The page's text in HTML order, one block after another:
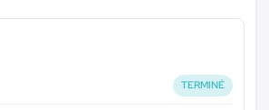
TERMINÉ